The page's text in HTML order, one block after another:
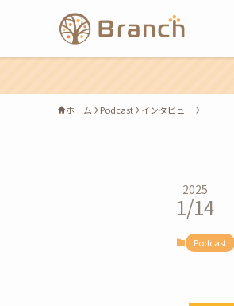
ホーム Podcast インタビュー
2025
1/14
Podcast